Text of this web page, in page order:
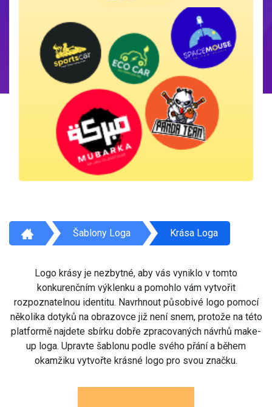
Šablony Loga Krása Loga
Logo krásy je nezbytné, aby vás vyniklo v tomto
konkurenčním výklenku a pomohlo vám vytvořit
rozpoznatelnou identitu. Navrhnout působivé logo pomocí
několika dotyků na obrazovce již není snem, protože na této
platformě najdete sbírku dobře zpracovaných návrhů make-
up loga. Upravte šablonu podle svého přání a během
okamžiku vytvořte krásné logo pro svou značku.